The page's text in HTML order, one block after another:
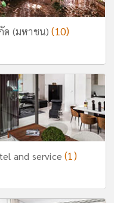
ด (มหาชน)(10)
and service(1)